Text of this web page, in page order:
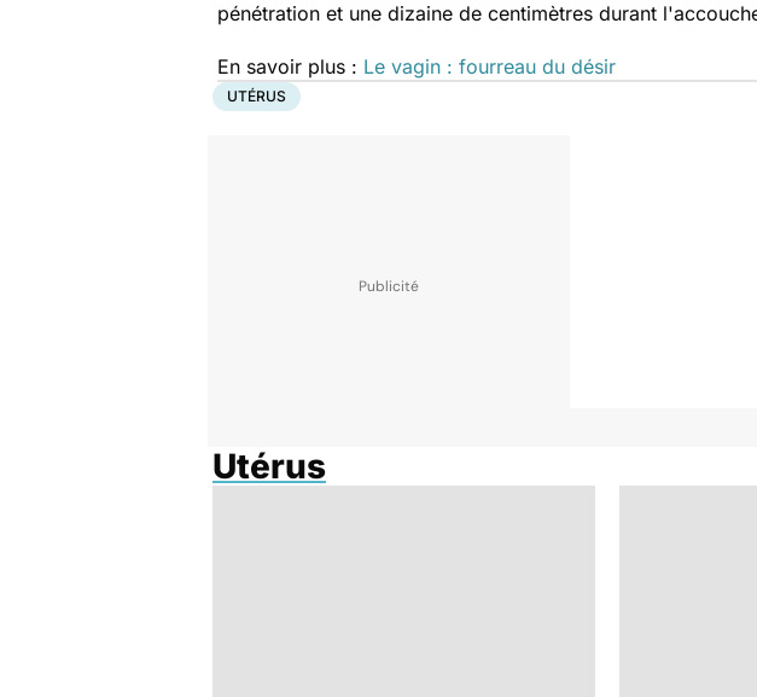
pénétration et une dizaine de centimètres durant
En savoir plus : Le vagin : fourreau du désir
UTÉRUS
Utérus